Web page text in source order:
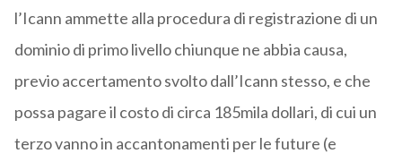
l’Icann ammette alla procedura di registrazione di un
dominio di primo livello chiunque ne abbia causa,
previo accertamento svolto dall’Icann stesso, e che
possa pagare il costo di circa 185mila dollari, di cui un
terzo vanno in accantonamenti per le future (e